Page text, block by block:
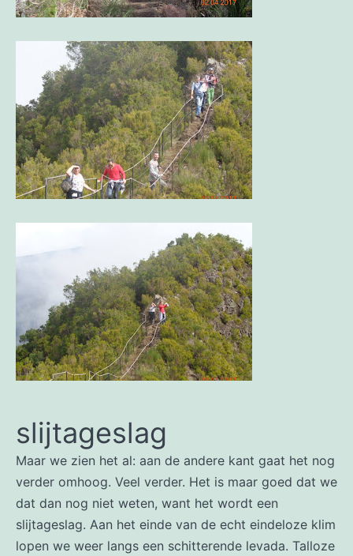
slijtageslag
Maar we zien het al: aan de andere kant gaat het nog
verder omhoog. Veel verder. Het is maar goed dat we
dat dan nog niet weten, want het wordt een
slijtageslag. Aan het einde van de echt eindeloze klim
lopen we weer langs een schitterende levada. Talloze